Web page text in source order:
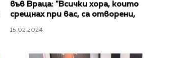
във Враца: "Всички хора, които
срещнах при вас, са отворени,
15.02.2024